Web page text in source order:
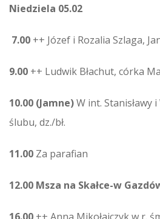
Niedziela 05.02
7.00 ++ Józef i Rozalia Szlaga,
9.00 ++ Ludwik Błachut, córka
10.00 (Jamne)W int. Stanisławy
ślubu, dz./bł.
11.00 Za parafian
12.00 Msza na Skałce-w